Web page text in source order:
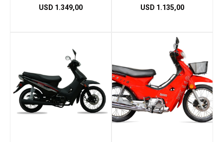
USD 1.349,00 USD 1.135,00
Bebés
Otros